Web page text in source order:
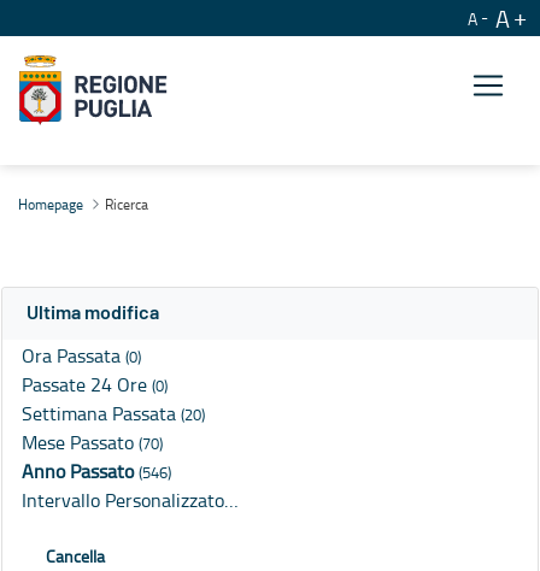
A A
Homepage Ricerca
Ultima modifica
Ora Passata (0)
Passate 24 Ore (0)
Settimana Passata (20)
Mese Passato (70)
Anno Passato(546)
Intervallo Personalizzato…
Cancella